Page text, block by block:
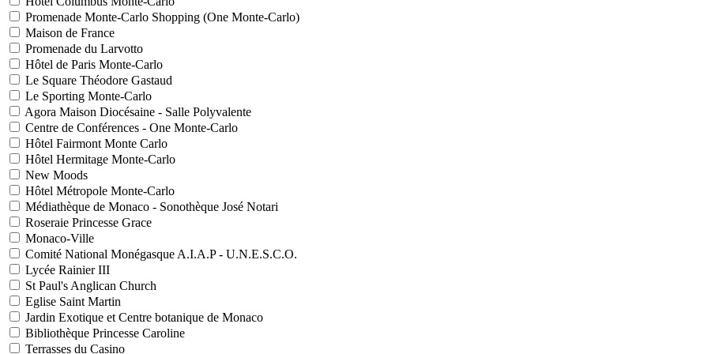
Promenade Monte-Carlo Shopping (One Monte-Carlo)
Maison de France
Promenade du Larvotto
Hôtel de Paris Monte-Carlo
Le Square Théodore Gastaud
Le Sporting Monte-Carlo
Agora Maison Diocésaine - Salle Polyvalente
Centre de Conférences - One Monte-Carlo
Hôtel Fairmont Monte Carlo
Hôtel Hermitage Monte-Carlo
New Moods
Hôtel Métropole Monte-Carlo
Médiathèque de Monaco - Sonothèque José Notari
Roseraie Princesse Grace
Monaco-Ville
Comité National Monégasque A.I.A.P - U.N.E.S.C.O.
Lycée Rainier III
St Paul's Anglican Church
Eglise Saint Martin
Jardin Exotique et Centre botanique de Monaco
Bibliothèque Princesse Caroline
Terrasses du Casino